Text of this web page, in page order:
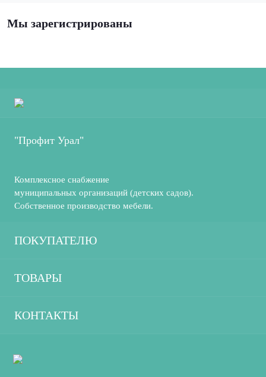
Мы зарегистрированы
"Профит Урал"
Комплексное снабжение
муниципальных организаций (детских садов).
Собственное производство мебели.
ПОКУПАТЕЛЮ
Каталог
Доставка и оплата
ТОВАРЫ
пособия
КОНТАКТЫ
tk.profit-ural@mail.ru